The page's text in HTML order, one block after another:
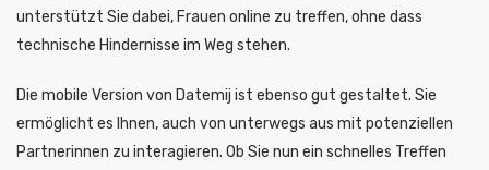
unterstützt Sie dabei, Frauen online zu treffen, ohne dass
technische Hindernisse im Weg stehen.
Die mobile Version von Datemij ist ebenso gut gestaltet. Sie
ermöglicht es Ihnen, auch von unterwegs aus mit potenziellen
Partnerinnen zu interagieren. Ob Sie nun ein schnelles Treffen